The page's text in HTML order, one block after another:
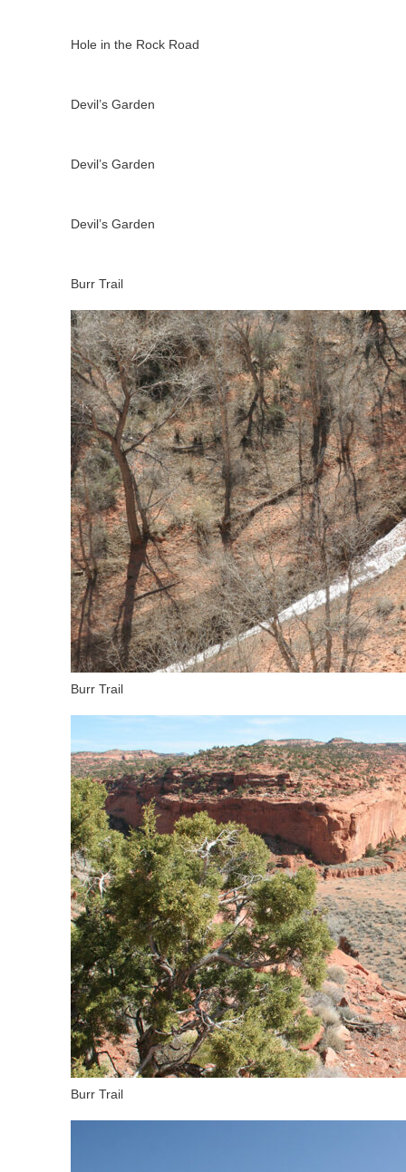
Hole in the Rock Road
Devil’s Garden
Devil’s Garden
Devil’s Garden
Burr Trail
Burr Trail
Burr Trail